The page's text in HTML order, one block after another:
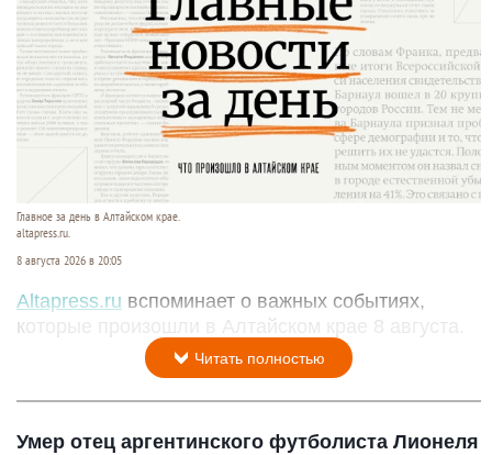
Главное за день в Алтайском крае.
altapress.ru.
8 августа 2026 в 20:05
Altapress.ru вспоминает о важных событиях,
которые произошли в Алтайском крае 8 августа.
Читать полностью
Умер отец аргентинского футболиста Лионеля